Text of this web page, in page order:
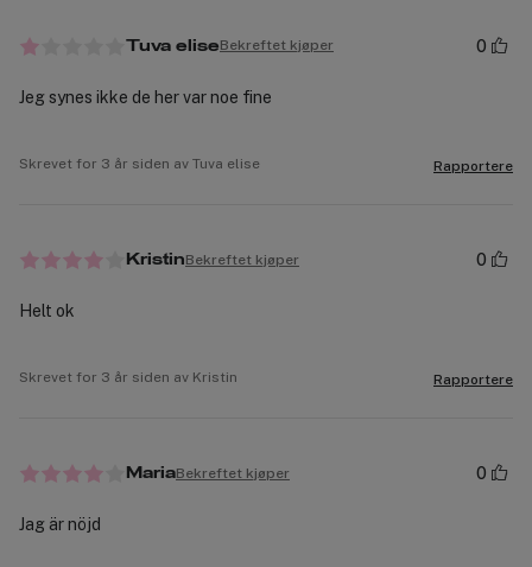
Tuva eliseBekreftet kjøper 0
Jeg synes ikke de her var noe fine
Skrevet for 3 år siden av Tuva elise Rapportere
KristinBekreftet kjøper 0
Helt ok
Skrevet for 3 år siden av Kristin Rapportere
MariaBekreftet kjøper 0
Jag är nöjd